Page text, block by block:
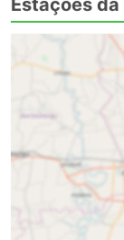
Estações